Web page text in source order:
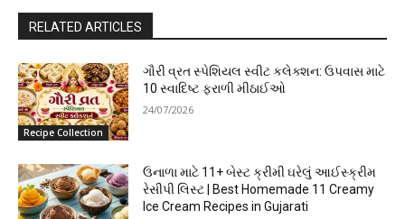
RELATED ARTICLES
Recipe Collection
ગૌરી વ્રત સ્પેશિયલ સ્વીટ કલેક્શન: ઉપવાસ માટે
10 સ્વાદિષ્ટ ફરાળી મીઠાઈઓ
24/07/2026
ઉનાળા માટે 11+ બેસ્ટ ક્રીમી ઘરેલું આઈસ્ક્રીમ
રેસીપી લિસ્ટ | Best Homemade 11 Creamy
Ice Cream Recipes in Gujarati